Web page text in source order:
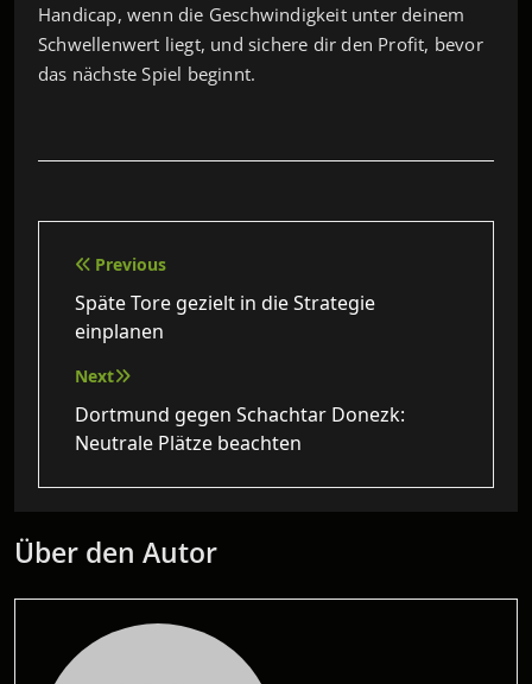
Handicap, wenn die Geschwindigkeit unter deinem
Schwellenwert liegt, und sichere dir den Profit, bevor
das nächste Spiel beginnt.
Beitragsnavigation
Previous
Späte Tore gezielt in die Strategie
einplanen
Next
Dortmund gegen Schachtar Donezk:
Neutrale Plätze beachten
Über den Autor